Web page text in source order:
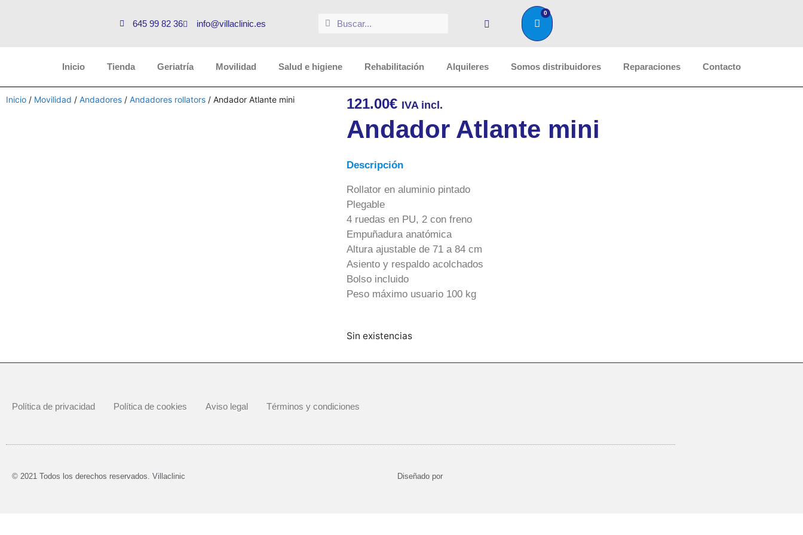
645 99 82 36 info@villaclinic.es
0
Inicio Tienda Geriatría Movilidad Salud e higiene Rehabilitación Alquileres Somos distribuidores Reparaciones Contacto
Inicio / Movilidad / Andadores / Andadores rollators / Andador Atlante mini 121.00€ IVA incl.
Andador Atlante mini
Descripción
Rollator en aluminio pintado
Plegable
4 ruedas en PU, 2 con freno
Empuñadura anatómica
Altura ajustable de 71 a 84 cm
Asiento y respaldo acolchados
Bolso incluido
Peso máximo usuario 100 kg
Sin existencias
Política de privacidad Política de cookies Aviso legal Términos y condiciones
© 2021 Todos los derechos reservados. Villaclinic Diseñado por